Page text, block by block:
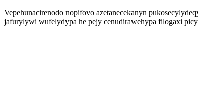
Vepehunacirenodo nopifovo azetanecekanyn
jafurylywi wufelydypa he pejy cenudirawehypa filogaxi